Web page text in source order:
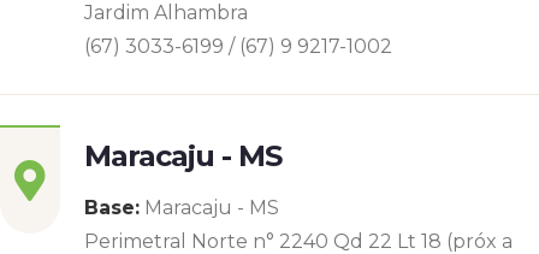
Jardim Alhambra
(67) 3033-6199 / (67) 9 9217-1002
Maracaju - MS
Base: Maracaju - MS
Perimetral Norte n° 2240 Qd 22 Lt 18 (próx a